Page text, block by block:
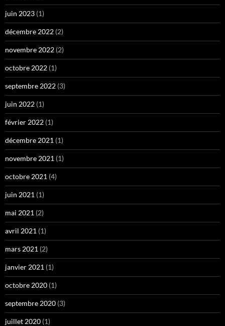
juin 2023 (1)
décembre 2022 (2)
novembre 2022 (2)
octobre 2022 (1)
septembre 2022 (3)
juin 2022 (1)
février 2022 (1)
décembre 2021 (1)
novembre 2021 (1)
octobre 2021 (4)
juin 2021 (1)
mai 2021 (2)
avril 2021 (1)
mars 2021 (2)
janvier 2021 (1)
octobre 2020 (1)
septembre 2020 (3)
juillet 2020 (1)